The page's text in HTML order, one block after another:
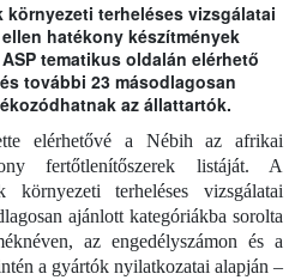
terheléses vizsgálatai
hatékony készítmények
tematikus oldalán elérhető
további 23 másodlagosan
az állattartók.
elérhetővé a Nébih az afrikai
fertőtlenítőszerek listáját. A
környezeti terheléses vizsgálatai
ajánlott kategóriákba sorolta
az engedélyszámon és a
a gyártók nyilatkozatai alapján –